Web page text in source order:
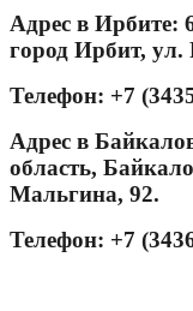
Адрес в Ирбите:
город Ирбит,
Телефон: +7
Адрес в
область,
Мальгина, 92.
Телефон: +7